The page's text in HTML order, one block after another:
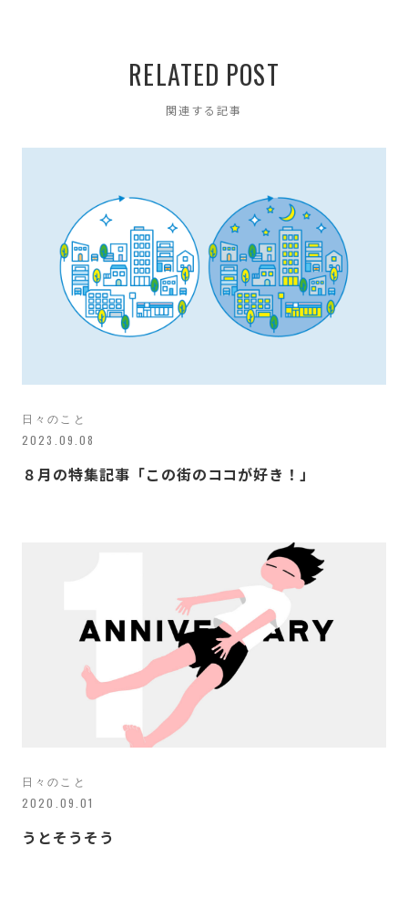
RELATED POST
関連する記事
日々のこと
2023.09.08
８月の特集記事「この街のココが好き！」
日々のこと
2020.09.01
うとそうそう